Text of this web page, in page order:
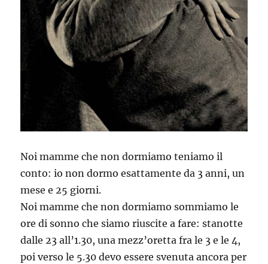
Noi mamme che non dormiamo teniamo il
conto: io non dormo esattamente da 3 anni, un
mese e 25 giorni.
Noi mamme che non dormiamo sommiamo le
ore di sonno che siamo riuscite a fare: stanotte
dalle 23 all’1.30, una mezz’oretta fra le 3 e le 4,
poi verso le 5.30 devo essere svenuta ancora per